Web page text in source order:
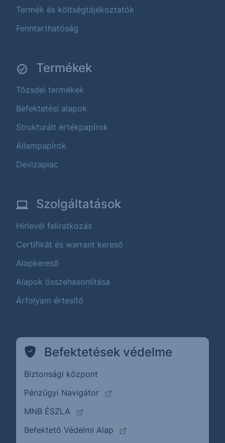
Termék és költségtájékoztatók
Fenntarthatóság
Termékek
Tőzsdei termékek
Befektetési alapok
Strukturált értékpapírok
Állampapírok
Devizapiac
Szolgáltatások
Hírlevél feliratkozás
Certifikát és warrant kereső
Alapkereső
Alapok összehasonlítása
Árfolyam értesítő
Befektetések védelme
Biztonsági központ
Pénzügyi Navigátor
(külső oldalra ugrik)
MNB ÉSZLA
(külső oldalra ugrik)
Befektető Védelmi Alap
(külső oldalra ugrik)